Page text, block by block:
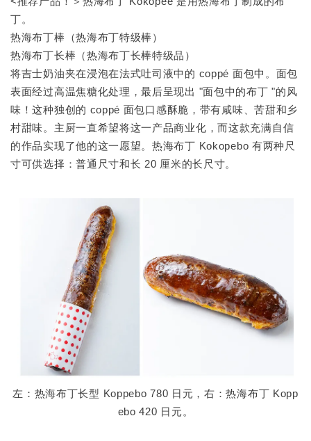
丁。
热海布丁棒（热海布丁特级棒）
热海布丁长棒（热海布丁长棒特级品）
将吉士奶油夹在浸泡在法式吐司液中的 coppé 面包中。面包
表面经过高温焦糖化处理，最后呈现出 "面包中的布丁 "的风
味！这种独创的 coppé 面包口感酥脆，带有咸味、苦甜和乡
村甜味。主厨一直希望将这一产品商业化，而这款充满自信
的作品实现了他的这一愿望。热海布丁 Kokopebo 有两种尺
寸可供选择：普通尺寸和长 20 厘米的长尺寸。
左：热海布丁长型 Koppebo 780 日元，右：热海布丁 Kopp
ebo 420 日元。